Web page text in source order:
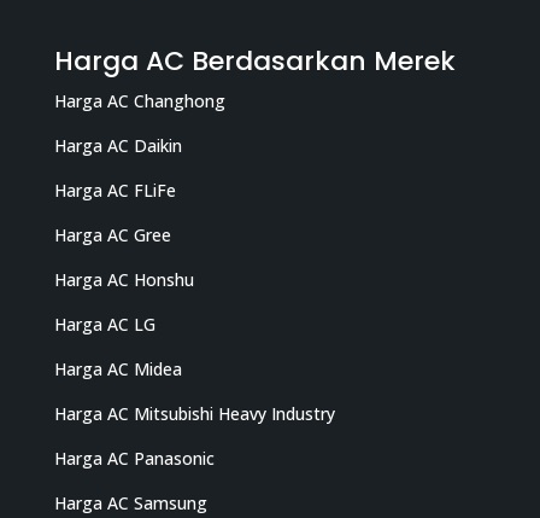
Harga AC Berdasarkan Merek
Harga AC Changhong
Harga AC Daikin
Harga AC FLiFe
Harga AC Gree
Harga AC Honshu
Harga AC LG
Harga AC Midea
Harga AC Mitsubishi Heavy Industry
Harga AC Panasonic
Harga AC Samsung